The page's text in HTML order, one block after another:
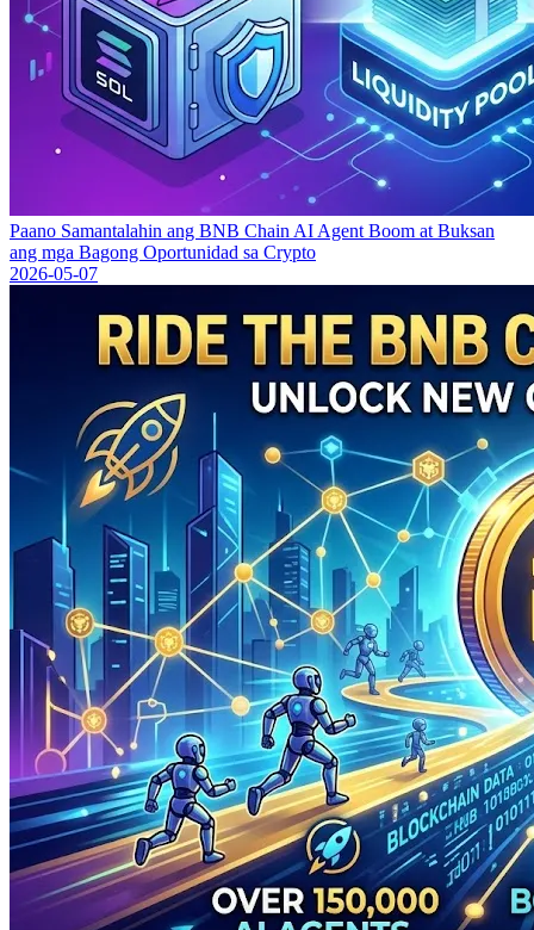
Paano Samantalahin ang BNB Chain AI Agent Boom at Buksan
ang mga Bagong Oportunidad sa Crypto
2026-05-07